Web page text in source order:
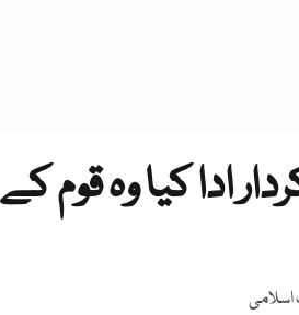
کردار ادا کیا وہ قوم کے